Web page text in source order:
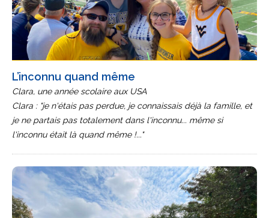
L’inconnu quand même
Clara, une année scolaire aux USA
Clara : "je n'étais pas perdue, je connaissais déjà la famille, et
je ne partais pas totalement dans l'inconnu... même si
l'inconnu était là quand même !..."